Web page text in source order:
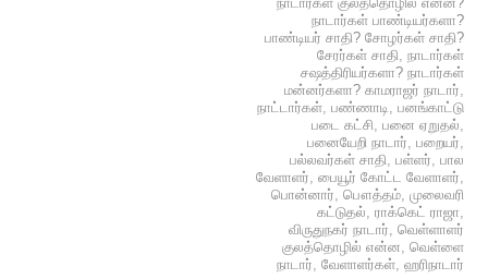
நாடார்கள் பாண்டியர்களா?
பாண்டியர் சாதி? சோழர்கள் சாதி?
சேரர்கள் சாதி, நாடார்கள்
சஷத்திரியர்களா? நாடார்கள்
மன்னர்களா? காமராஜர் நாடார்,
நாட்டார்கள், பண்ணாடி, பனங்காட்டு
படை கட்சி, பனை ஏறுதல்,
பனையேறி நாடார், பறையர்,
பல்லவர்கள் சாதி, பள்ளர், பால
வேளாளர், பையூர் கோட்ட வேளாளர்,
பொன்னார், பௌத்தம், முலைவரி
கட்டுதல், ராக்கெட் ராஜா,
விருதுநகர் நாடார், வெள்ளாளர்
குலத்தொழில் என்ன, வெள்ளை
நாடார், வேளாளர்கள், ஹரிநாடார்